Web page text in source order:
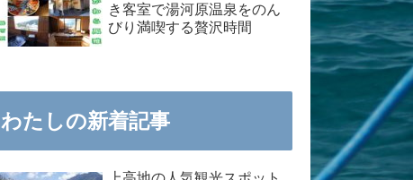
き客室で湯河原温泉をのん
びり満喫する贅沢時間
わたしの新着記事